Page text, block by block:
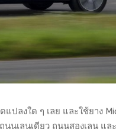
ลงใด ๆ เลย และใช้ยาง
นเลนเดียว ถนนสองเลน แล